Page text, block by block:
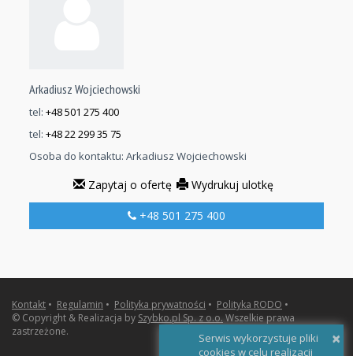
Arkadiusz Wojciechowski
tel: +48 501 275 400
tel: +48 22 299 35 75
Osoba do kontaktu: Arkadiusz Wojciechowski
Zapytaj o ofertę Wydrukuj ulotkę
+48 501 275 400
Kontakt • Regulamin • Polityka prywatności • Polityka RODO •
© Copyright & Realizacja by Szybko.pl Sp. z o.o. Wszelkie prawa
zastrzeżone.
×
Serwis wykorzystuje pliki
cookies w celu realizacji